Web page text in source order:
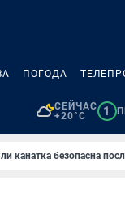
ПОГОДА
СЕЙЧАС
+20°C
1
канатка безопасна